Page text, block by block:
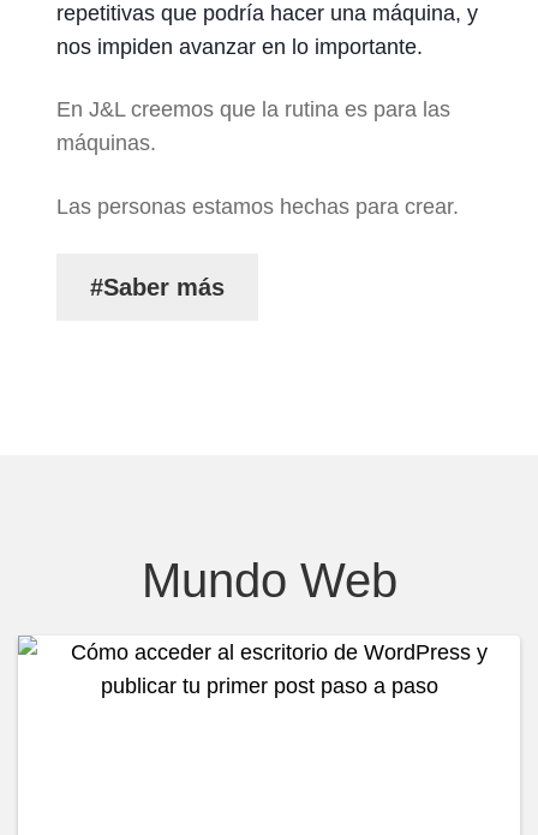
repetitivas que podría hacer una máquina, y
nos impiden avanzar en lo importante.
En J&L creemos que la rutina es para las
máquinas.
Las personas estamos hechas para crear.
#Saber más
Mundo Web